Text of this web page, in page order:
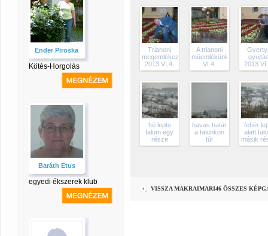
Ender Piroska
Kötés-Horgolás
Baráth Etus
egyedi ékszerek klub
hejségében.Együzesen
énekelünk a
kcsik,nagyok
és mi
öregek.
Trianoni
megemlékezés
2013 VI,4.
A trianoni
müemlékünk.2013
VI.4.
2013
hó lepte
falum egy
része
havas határ
a falunkon
túl
fehér
alatt
másik
VISSZA MAKRAIMARI46 ÖSSZES